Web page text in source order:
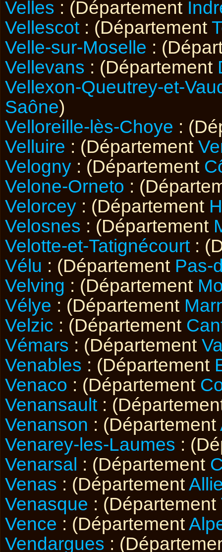
Velles : (Département
Vellescot : (Département
Velle-sur-Moselle :
Vellevans : (Département
Vellexon-Queutrey-et-
Saône)
Velloreille-lès-Choye :
Velluire : (Département
Velogny : (Département
Velone-Orneto :
Velorcey : (Département
Velosnes : (Département
Velotte-et-Tatignécourt :
Vélu : (Département Pas-
Velving : (Département
Vélye : (Département
Velzic : (Département
Vémars : (Département
Venables : (Département
Venaco : (Département
Venansault :
Venanson : (Département
Venarey-les-Laumes :
Venarsal : (Département
Venas : (Département
Venasque : (Département
Vence : (Département
Vendargues :